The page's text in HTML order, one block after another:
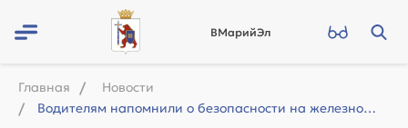
ВМарийЭл
Главная
Новости
Водителям напомнили о безопасности на железнодорожных переездах